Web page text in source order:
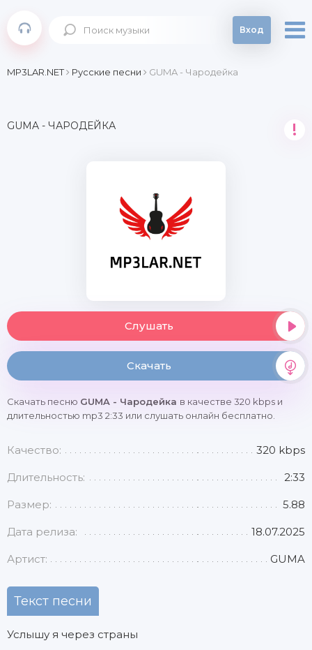
Вход
MP3LAR.NET Русские песни GUMA - Чародейка
GUMA - ЧАРОДЕЙКА !
Слушать
Скачать
Скачать песню GUMA - Чародейка в качестве 320 kbps и
длительностью mp3 2:33 или слушать онлайн бесплатно.
Качество: 320 kbps
Длительность: 2:33
Размер: 5.88
Дата релиза: 18.07.2025
Артист: GUMA
Текст песни
Услышу я через страны